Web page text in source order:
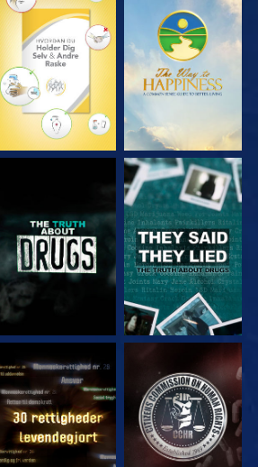
SE SE
SE
SE SE